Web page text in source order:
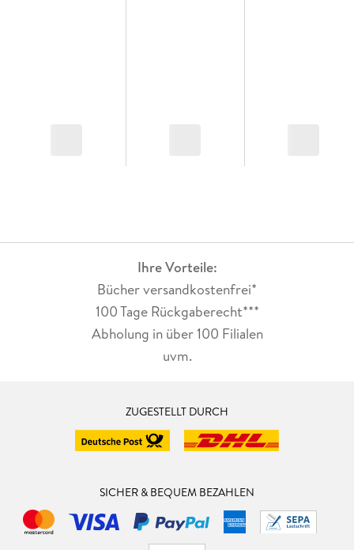
Ihre Vorteile:
Bücher versandkostenfrei*
100 Tage Rückgaberecht***
Abholung in über 100 Filialen
uvm.
ZUGESTELLT DURCH
SICHER & BEQUEM BEZAHLEN